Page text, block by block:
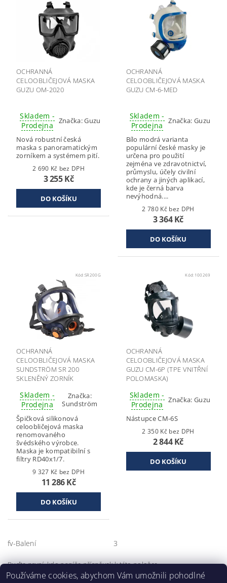
OCHRANNÁ
CELOOBLIČEJOVÁ MASKA
GUZU OM-2020
Skladem -
Prodejna
Značka:Guzu
Nová robustní česká
maska s panoramatickým
zorníkem a systémem pití.
2 690 Kč bez DPH
3 255 Kč
OCHRANNÁ
CELOOBLIČEJOVÁ MASKA
GUZU CM-6-MED
Skladem -
Prodejna
Značka: Guzu
Bílo modrá varianta
populární české masky je
určena pro použití
zejména ve zdravotnictví,
průmyslu, účely civilní
ochrany a jiných aplikací,
kde je černá barva
nevýhodná....
2 780 Kč bez DPH
3 364 Kč
Kód:SR200G
OCHRANNÁ
CELOOBLIČEJOVÁ MASKA
SUNDSTRÖM SR 200
SKLENĚNÝ ZORNÍK
Skladem -
Prodejna
Značka:
Sundström
Špičková silikonová
celoobličejová maska
renomovaného
švédského výrobce.
Maska je kompatibilní s
filtry RD40x1/7.
9 327 Kč bez DPH
11 286 Kč
Kód: 100269
OCHRANNÁ
CELOOBLIČEJOVÁ MASKA
GUZU CM-6P (TPE VNITŘNÍ
POLOMASKA)
Skladem -
Prodejna
Značka: Guzu
Nástupce CM-6S
2 350 Kč bez DPH
2 844 Kč
fv-Balení 3
Buďte první, kdo napíše příspěvek k této položce.
Používáme cookies, abychom Vám umožnili pohodlné